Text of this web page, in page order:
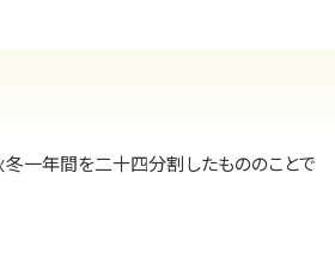
一年間を二十四分割したもののことで